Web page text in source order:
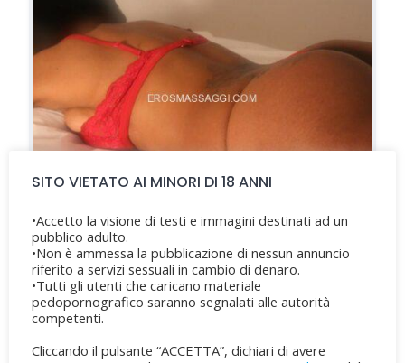
MASSAGGIATRICE
SITO VIETATO AI MINORI DI 18 ANNI
•Accetto la visione di testi e immagini destinati ad un
pubblico adulto.
•Non è ammessa la pubblicazione di nessun annuncio
riferito a servizi sessuali in cambio di denaro.
•Tutti gli utenti che caricano materiale
pedopornografico saranno segnalati alle autorità
competenti.
Cliccando il pulsante “ACCETTA”, dichiari di avere